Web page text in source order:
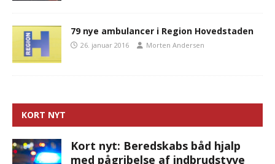
79 nye ambulancer i Region Hovedstaden
26. januar 2016 Morten Andersen
KORT NYT
Kort nyt: Beredskabs båd hjalp
med pågribelse af indbrudstyve